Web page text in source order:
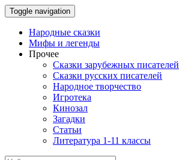
Toggle navigation
Народные сказки
Мифы и легенды
Прочее
Сказки зарубежных писателей
Сказки русских писателей
Народное творчество
Игротека
Кинозал
Загадки
Статьи
Литература 1-11 классы